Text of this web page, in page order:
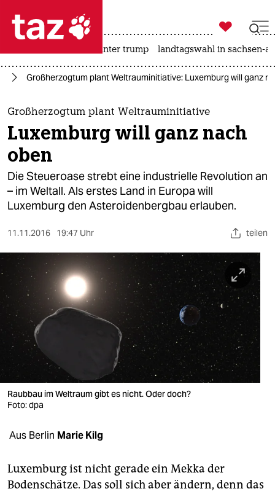
 taz zahl ich
taz zahl ich
themen
politik
öko
gesellschaft
sport
berlin
nord
wahrheit
verlag
verlag
veranstaltungen
shop
unterstützen

taz zahl ich
usa unter trump landtagswahl in sachsen-
Großherzogtum plant Weltrauminitiative: Luxemburg will ganz
Großherzogtum plant Weltrauminitiative
Luxemburg will ganz nach
oben
Die Steueroase strebt eine industrielle Revolution an
– im Weltall. Als erstes Land in Europa will
Luxemburg den Asteroidenbergbau erlauben.
11.11.2016 19:47 Uhr teilen
Raubbau im Weltraum gibt es nicht. Oder doch?
Foto: dpa
Aus Berlin Marie Kilg
Luxemburg ist nicht gerade ein Mekka der
Bodenschätze. Das soll sich aber ändern, denn das